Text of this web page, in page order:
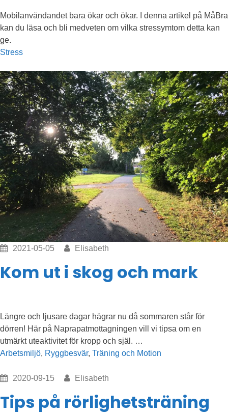
Mobilanvändandet bara ökar och ökar. I denna artikel på MåBra
kan du läsa och bli medveten om vilka stressymtom detta kan
ge.
Stress
2021-05-05 Elisabeth
Kom ut i skog och mark
Längre och ljusare dagar hägrar nu då sommaren står för
dörren! Här på Naprapatmottagningen vill vi tipsa om en
utmärkt uteaktivitet för kropp och själ. …
ut
mark”
Arbetsmiljö, Ryggbesvär, Träning och Motion
2020-09-15 Elisabeth
Tips på rörlighetsträning